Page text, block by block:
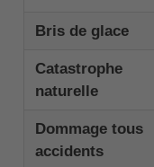
Bris de glace
Catastrophe
naturelle
Dommage tous
accidents